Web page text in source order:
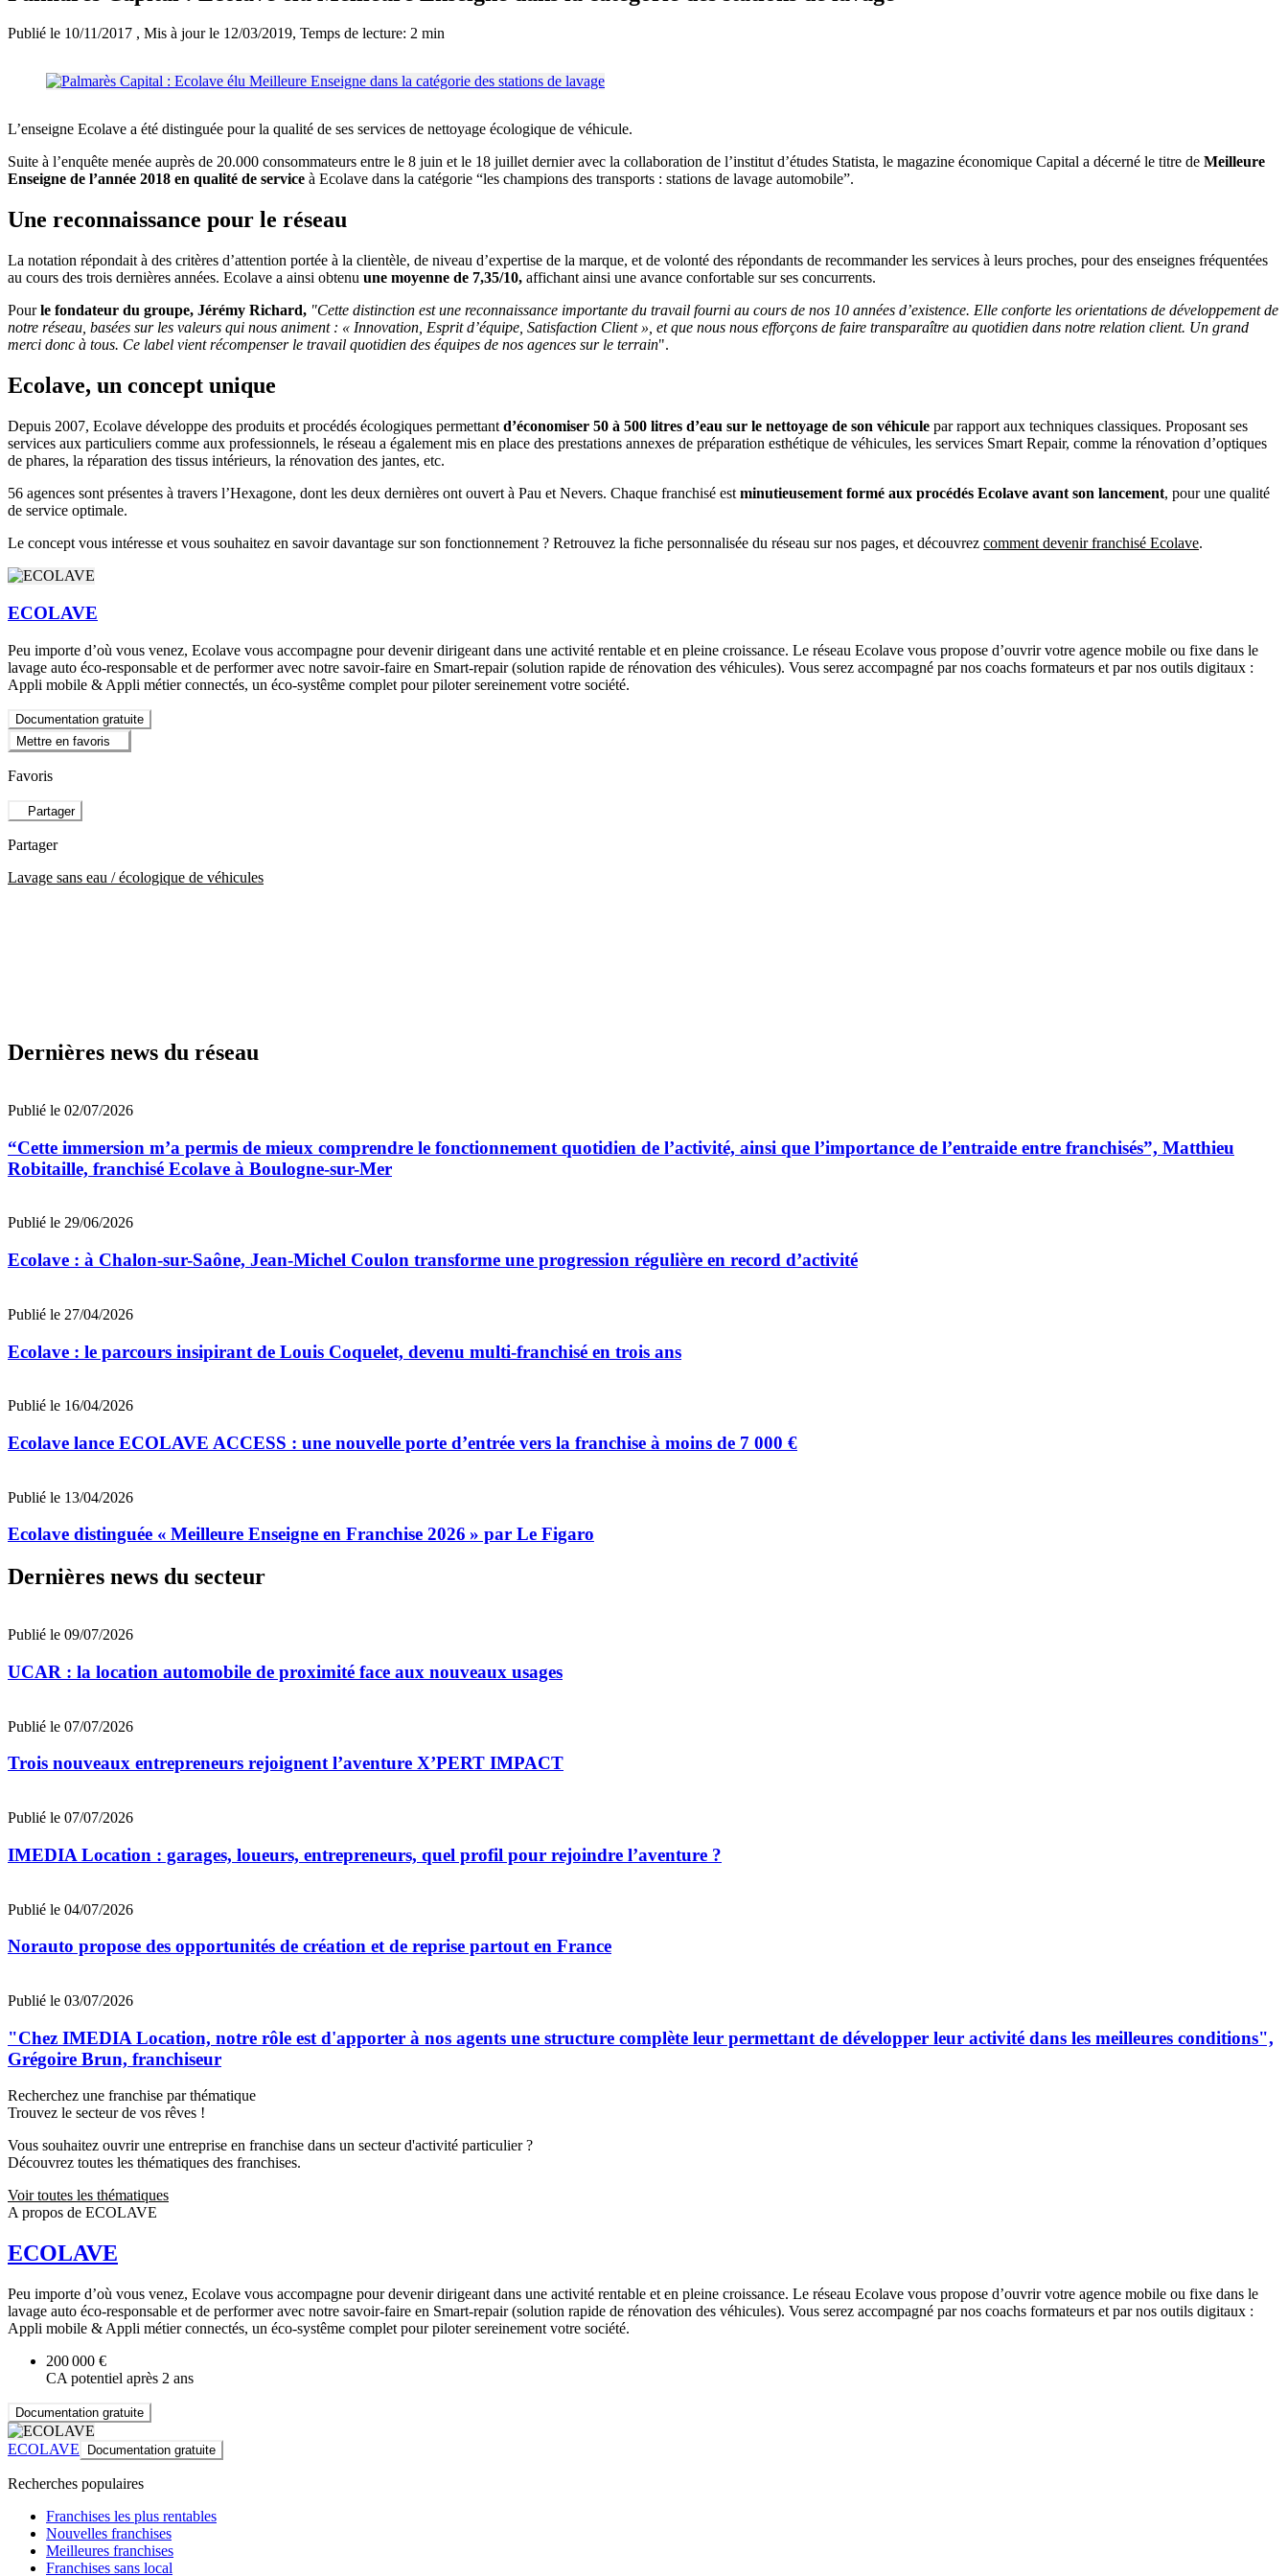
Publié le 10/11/2017 , Mis à jour le 12/03/2019, Temps de lecture: 2 min
L’enseigne Ecolave a été distinguée pour la qualité de ses services de nettoyage écologique de véhicule.
Suite à l’enquête menée auprès de 20.000 consommateurs entre le 8 juin et le 18 juillet dernier avec la collaboration de l’institut d’études Statista, le magazine économique Capital a décerné le titre de Meilleure
Enseigne de l’année 2018 en qualité de service à Ecolave dans la catégorie “les champions des transports : stations de lavage automobile”.
Une reconnaissance pour le réseau
La notation répondait à des critères d’attention portée à la clientèle, de niveau d’expertise de la marque, et de volonté des répondants de recommander les services à leurs proches, pour des enseignes fréquentées
au cours des trois dernières années. Ecolave a ainsi obtenu une moyenne de 7,35/10, affichant ainsi une avance confortable sur ses concurrents.
Pourle fondateur du groupe, Jérémy Richard, "Cette distinction est une reconnaissance importante du travail fourni au cours de nos 10 années d’existence. Elle conforte les orientations de développement de
notre réseau, basées sur les valeurs qui nous animent : « Innovation, Esprit d’équipe, Satisfaction Client », et que nous nous efforçons de faire transparaître au quotidien dans notre relation client. Un grand
merci donc à tous. Ce label vient récompenser le travail quotidien des équipes de nos agences sur le terrain".
Ecolave, un concept unique
Depuis 2007, Ecolave développe des produits et procédés écologiques permettant d’économiser 50 à 500 litres d’eau sur le nettoyage de son véhicule par rapport aux techniques classiques. Proposant ses
services aux particuliers comme aux professionnels, le réseau a également mis en place des prestations annexes de préparation esthétique de véhicules, les services Smart Repair, comme la rénovation d’optiques
de phares, la réparation des tissus intérieurs, la rénovation des jantes, etc.
56 agences sont présentes à travers l’Hexagone, dont les deux dernières ont ouvert à Pau et Nevers. Chaque franchisé est minutieusement formé aux procédés Ecolave avant son lancement, pour une qualité
de service optimale.
Le concept vous intéresse et vous souhaitez en savoir davantage sur son fonctionnement ? Retrouvez la fiche personnalisée du réseau sur nos pages, et découvrez comment devenir franchisé Ecolave.
ECOLAVE
Peu importe d’où vous venez, Ecolave vous accompagne pour devenir dirigeant dans une activité rentable et en pleine croissance. Le réseau Ecolave vous propose d’ouvrir votre agence mobile ou fixe dans le
lavage auto éco-responsable et de performer avec notre savoir-faire en Smart-repair (solution rapide de rénovation des véhicules). Vous serez accompagné par nos coachs formateurs et par nos outils digitaux :
Appli mobile & Appli métier connectés, un éco-systême complet pour piloter sereinement votre société.
Documentation gratuite
Mettre en favoris
Favoris
Partager
Partager
Lavage sans eau / écologique de véhicules
Dernières news du réseau
Publié le 02/07/2026
“Cette immersion m’a permis de mieux comprendre le fonctionnement quotidien de l’activité, ainsi que l’importance de l’entraide entre franchisés”, Matthieu
Robitaille, franchisé Ecolave à Boulogne-sur-Mer
Publié le 29/06/2026
Ecolave : à Chalon-sur-Saône, Jean-Michel Coulon transforme une progression régulière en record d’activité
Publié le 27/04/2026
Ecolave : le parcours insipirant de Louis Coquelet, devenu multi-franchisé en trois ans
Publié le 16/04/2026
Ecolave lance ECOLAVE ACCESS : une nouvelle porte d’entrée vers la franchise à moins de 7 000 €
Publié le 13/04/2026
Ecolave distinguée « Meilleure Enseigne en Franchise 2026 » par Le Figaro
Dernières news du secteur
Publié le 09/07/2026
UCAR : la location automobile de proximité face aux nouveaux usages
Publié le 07/07/2026
Trois nouveaux entrepreneurs rejoignent l’aventure X’PERT IMPACT
Publié le 07/07/2026
IMEDIA Location : garages, loueurs, entrepreneurs, quel profil pour rejoindre l’aventure ?
Publié le 04/07/2026
Norauto propose des opportunités de création et de reprise partout en France
Publié le 03/07/2026
"Chez IMEDIA Location, notre rôle est d'apporter à nos agents une structure complète leur permettant de développer leur activité dans les meilleures conditions",
Grégoire Brun, franchiseur
Recherchez une franchise par thématique
Trouvez le secteur de vos rêves !
Vous souhaitez ouvrir une entreprise en franchise dans un secteur d'activité particulier ?
Découvrez toutes les thématiques des franchises.
Voir toutes les thématiques
A propos de ECOLAVE
ECOLAVE
Peu importe d’où vous venez, Ecolave vous accompagne pour devenir dirigeant dans une activité rentable et en pleine croissance. Le réseau Ecolave vous propose d’ouvrir votre agence mobile ou fixe dans le
lavage auto éco-responsable et de performer avec notre savoir-faire en Smart-repair (solution rapide de rénovation des véhicules). Vous serez accompagné par nos coachs formateurs et par nos outils digitaux :
Appli mobile & Appli métier connectés, un éco-systême complet pour piloter sereinement votre société.
200 000 €
CA potentiel après 2 ans
Documentation gratuite
ECOLAVE Documentation gratuite
Recherches populaires
Franchises les plus rentables
Nouvelles franchises
Meilleures franchises
Franchises sans local